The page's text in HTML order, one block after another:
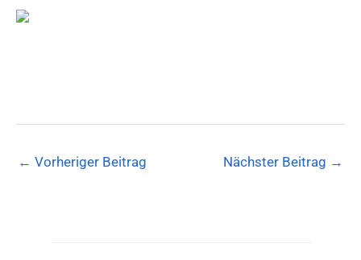
← Vorheriger Beitrag Nächster Beitrag →